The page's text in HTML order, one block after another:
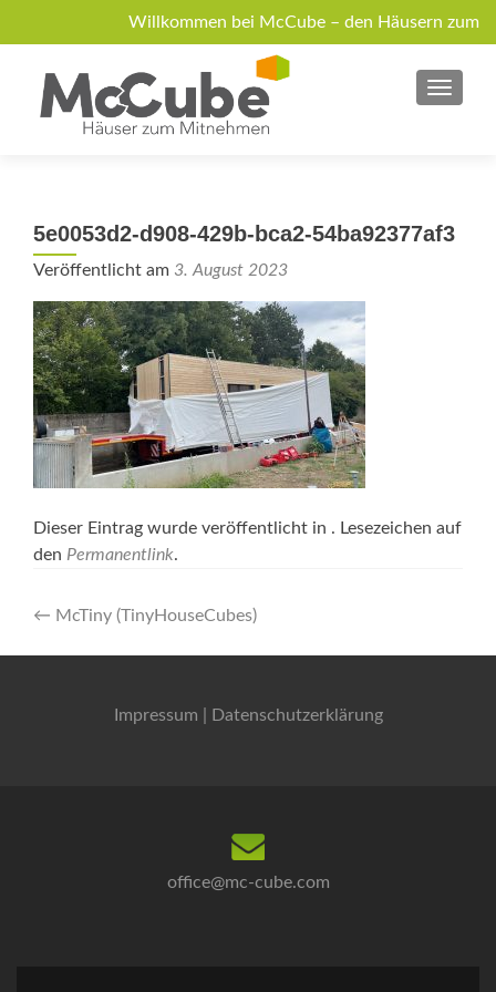
Willkommen bei McCube – den Häusern zum
Mitnehmen!
Über McCube Modelle News Anfrage
MENU
5e0053d2-d908-429b-bca2-54ba92377af3
Veröffentlicht am 3. August 2023
Dieser Eintrag wurde veröffentlicht in . Lesezeichen auf
den Permanentlink.
Artikel-
Navigation
← McTiny (TinyHouseCubes)
Impressum Datenschutzerklärung
office@mc-cube.com